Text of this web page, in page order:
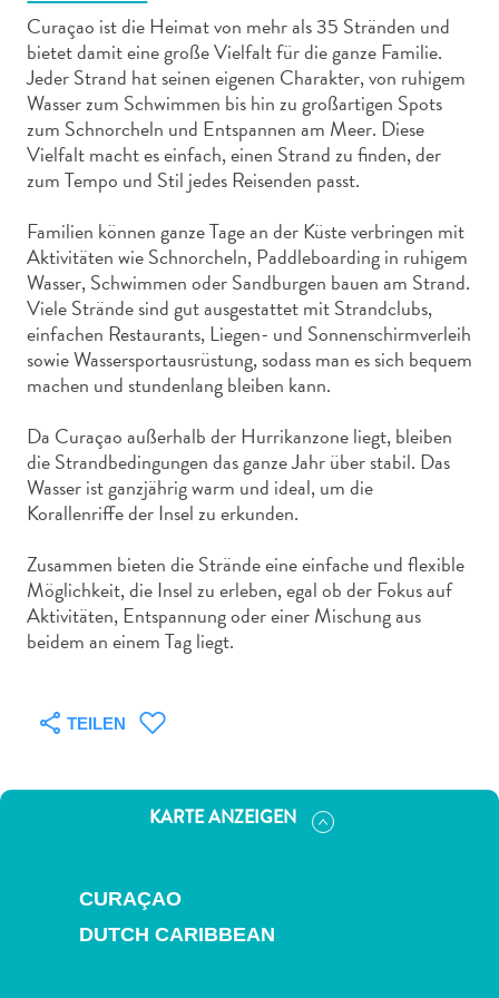
Abenteuer
andere
Einkaufsviertel
Essen
und
trinken
Kunst
und
Mietwagen
Museen
Nachtleben
Unterhaltung
Natur
und
Parks
Wahrzeichen
Curaçao ist die Heimat von mehr als 35 Stränden und
bietet damit eine große Vielfalt für die ganze Familie.
Jeder Strand hat seinen eigenen Charakter, von ruhigem
Wasser zum Schwimmen bis hin zu großartigen Spots
zum Schnorcheln und Entspannen am Meer. Diese
Vielfalt macht es einfach, einen Strand zu finden, der
zum Tempo und Stil jedes Reisenden passt.
Familien können ganze Tage an der Küste verbringen mit
Aktivitäten wie Schnorcheln, Paddleboarding in ruhigem
Wasser, Schwimmen oder Sandburgen bauen am Strand.
Viele Strände sind gut ausgestattet mit Strandclubs,
einfachen Restaurants, Liegen- und Sonnenschirmverleih
sowie Wassersportausrüstung, sodass man es sich bequem
machen und stundenlang bleiben kann.
Da Curaçao außerhalb der Hurrikanzone liegt, bleiben
die Strandbedingungen das ganze Jahr über stabil. Das
Wasser ist ganzjährig warm und ideal, um die
Korallenriffe der Insel zu erkunden.
Zusammen bieten die Strände eine einfache und flexible
Möglichkeit, die Insel zu erleben, egal ob der Fokus auf
Aktivitäten, Entspannung oder einer Mischung aus
beidem an einem Tag liegt.
TEILEN
KARTE ANZEIGEN
CURAÇAO
DUTCH CARIBBEAN